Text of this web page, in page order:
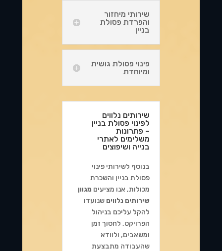
שירותי מיחזור
והפרדת פסולת
בניין
פינוי פסולת גושית
ומיוחדת
שירותים נלווים
לפינוי פסולת בניין
– פתרונות
משלימים לאתרי
בנייה ושיפוצים
בנוסף לשירותי פינוי
פסולת בניין והשכרת
מכולות, אנו מציעים מגוון
שירותים נלווים שנועדו
להקל עליכם בניהול
הפרויקט, לחסוך זמן
ומשאבים, ולוודא
שהעבודה מתבצעת